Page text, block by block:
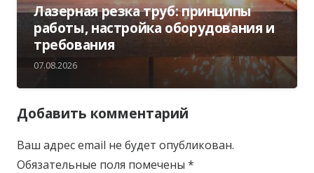
Лазерная резка труб: принципы
работы, настройка оборудования и
требования
07.08.2026
Добавить комментарий
Ваш адрес email не будет опубликован.
Обязательные поля помечены *